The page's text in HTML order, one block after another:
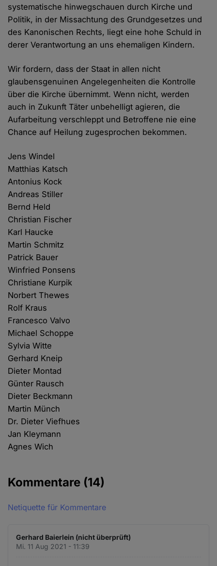
systematische hinwegschauen durch Kirche und
Politik, in der Missachtung des Grundgesetzes und
des Kanonischen Rechts, liegt eine hohe Schuld in
derer Verantwortung an uns ehemaligen Kindern.
Wir fordern, dass der Staat in allen nicht
glaubensgenuinen Angelegenheiten die Kontrolle
über die Kirche übernimmt. Wenn nicht, werden
auch in Zukunft Täter unbehelligt agieren, die
Aufarbeitung verschleppt und Betroffene nie eine
Chance auf Heilung zugesprochen bekommen.
Jens Windel
Matthias Katsch
Antonius Kock
Andreas Stiller
Bernd Held
Christian Fischer
Karl Haucke
Martin Schmitz
Patrick Bauer
Winfried Ponsens
Christiane Kurpik
Norbert Thewes
Rolf Kraus
Francesco Valvo
Michael Schoppe
Sylvia Witte
Gerhard Kneip
Dieter Montad
Günter Rausch
Dieter Beckmann
Martin Münch
Dr. Dieter Viefhues
Jan Kleymann
Agnes Wich
Kommentare (14)
Netiquette für Kommentare
Gerhard Baierlein (nicht überprüft)
Mi. 11 Aug 2021 - 11:39